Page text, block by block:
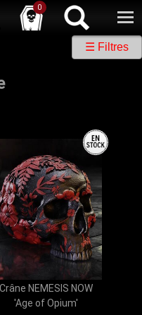
0
| | Facebook
☰ Filtres
Crâne NEMESIS NOW
'Age of Opium'